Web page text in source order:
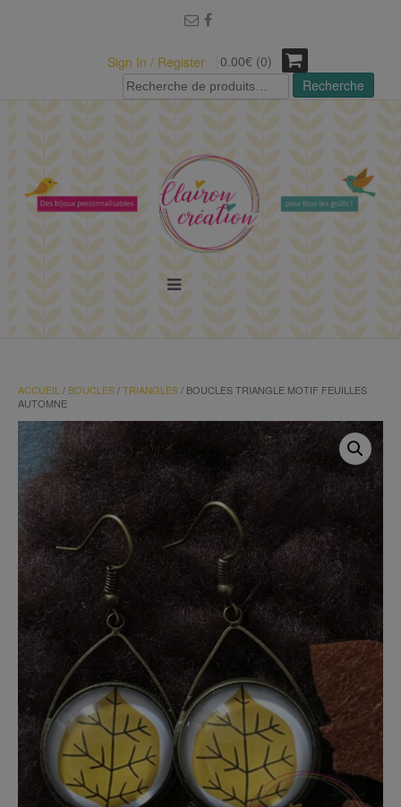
Sign In / Register
0.00€ (0)
Recherche
pour :
Recherche
ACCUEIL / BOUCLES/TRIANGLES/ BOUCLES TRIANGLE MOTIF FEUILLES
AUTOMNE